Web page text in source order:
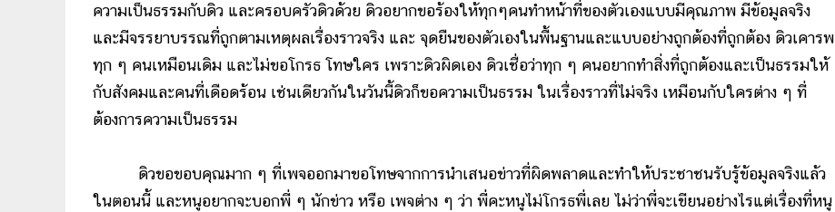
ความเป็นธรรมกับดิว และครอบครัวดิวด้วย ดิวอยากขอร้องให้ทุกๆคนทำหน้าที่ของตัวเองแบบมีคุณภาพ มีข้อมูลจริง
และมีจรรยาบรรณที่ถูกตามเหตุผลเรื่องราวจริง และ จุดยืนของตัวเองในพื้นฐานและแบบอย่างถูกต้องที่ถูกต้อง ดิวเคารพ
ทุก ๆ คนเหมือนเดิม และไม่ขอโกรธ โทษใคร เพราะดิวผิดเอง ดิวเชื่อว่าทุก ๆ คนอยากทำสิ่งที่ถูกต้องและเป็นธรรมให้
กับสังคมและคนที่เดือดร้อน เช่นเดียวกันในวันนี้ดิวก็ขอความเป็นธรรม ในเรื่องราวที่ไม่จริง เหมือนกับใครต่าง ๆ ที่
ต้องการความเป็นธรรม
ดิวขอขอบคุณมาก ๆ ที่เพจออกมาขอโทษจากการนำเสนอข่าวที่ผิดพลาดและทำให้ประชาชนรับรู้ข้อมูลจริงแล้ว
ในตอนนี้ และหนูอยากจะบอกพี่ ๆ นักข่าว หรือ เพจต่าง ๆ ว่า พี่คะหนูไม่โกรธพี่เลย ไม่ว่าพี่จะเขียนอย่างไรแต่เรื่องที่หนู